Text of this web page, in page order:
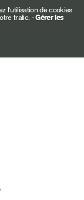
l’utilisation de cookies
trafic.-Gérer les